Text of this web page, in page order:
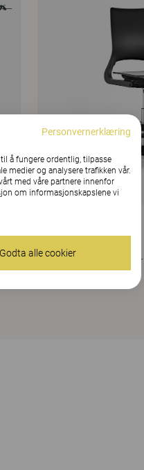
324 Farger og materialer
Personvernerklæring
å fungere ordentlig, tilpasse
medier og analysere trafikken vår.
med våre partnere innenfor
om informasjonskapslene vi
Godta alle cookier